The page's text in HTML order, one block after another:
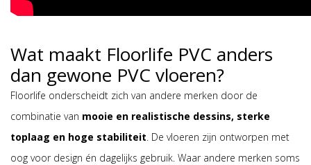
Wat maakt Floorlife PVC anders
dan gewone PVC vloeren?
Floorlife onderscheidt zich van andere merken door de
combinatie van mooie en realistische dessins, sterke
toplaag en hoge stabiliteit . De vloeren zijn ontworpen met
oog voor design én dagelijks gebruik. Waar andere merken soms